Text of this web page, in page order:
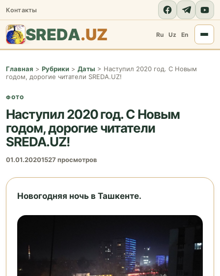
Контакты
SREDA.UZ Ru Uz En
Главная > Рубрики > Даты > Наступил 2020 год. С Новым
годом, дорогие читатели SREDA.UZ!
ФОТО
Наступил 2020 год. С Новым
годом, дорогие читатели
SREDA.UZ!
01.01.20201527 просмотров
Новогодняя ночь в Ташкенте.